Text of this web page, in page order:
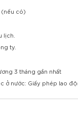
(nếu có)
lịch.
ty.
3 tháng gần nhất
ở nước: Giấy phép lao